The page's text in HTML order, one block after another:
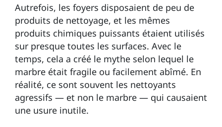
Autrefois, les foyers disposaient de peu de
produits de nettoyage, et les mêmes
produits chimiques puissants étaient utilisés
sur presque toutes les surfaces. Avec le
temps, cela a créé le mythe selon lequel le
marbre était fragile ou facilement abîmé. En
réalité, ce sont souvent les nettoyants
agressifs — et non le marbre — qui causaient
une usure inutile.